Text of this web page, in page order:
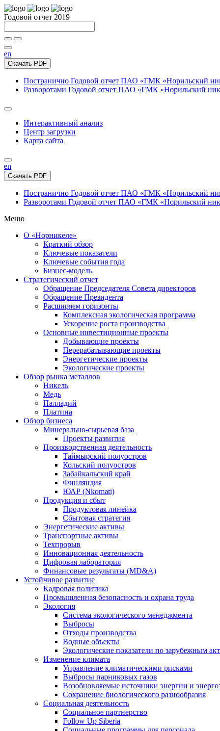
Годовой отчет 2019
en
Скачать PDF
Постранично Годовой отчет ПАО «ГМК «Норильский
Разворотами Годовой отчет ПАО «ГМК «Норильский
Интерактивный анализ
Центр загрузки
Карта сайта
en
Скачать PDF
Постранично Годовой отчет ПАО «ГМК «Норильский
Разворотами Годовой отчет ПАО «ГМК «Норильский
Меню
О «Норникеле»
Краткий обзор
Ключевые показатели
Ключевые события года
Бизнес-модель
Стратегический отчет
Обращение Председателя Совета директоров
Обращение Президента
Расширяем горизонты
Комплексная экологическая программа
Ускорение роста производства
Основные инвестиционные проекты
Добывающие проекты
Перерабатывающие проекты
Энергетические проекты
Экологические проекты
Обзор рынка металлов
Никель
Медь
Палладий
Платина
Обзор бизнеса
Минерально-сырьевая база
Проекты развития
Производственная деятельность
Таймырский полуостров
Кольский полуостров
Забайкальский край
Финляндия
ЮАР (Nkomati)
Продукция и сбыт
Продуктовая линейка
Сбытовая стратегия
Энергетические активы
Транспортные активы
Техпрорыв
Инновационная деятельность
Цифровая лаборатория
Финансовые результаты (MD&A)
Устойчивое развитие
Кадровая политика
Промышленная безопасность и охрана труда
Экология
Система экологического менеджмента
Выбросы
Отходы производства
Водные объекты
Экологические показатели по зарубежным
Изменение климата
Управление климатическими рисками
Выбросы парниковых газов
Возобновляемые источники энергии и
Сохранение биологического разнообразия
Социальная деятельность
Социальное партнерство
Follow Up Siberia